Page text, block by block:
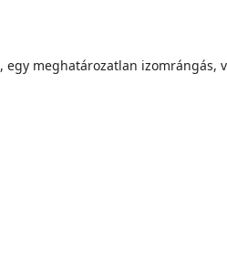
meghatározatlan izomrángás,